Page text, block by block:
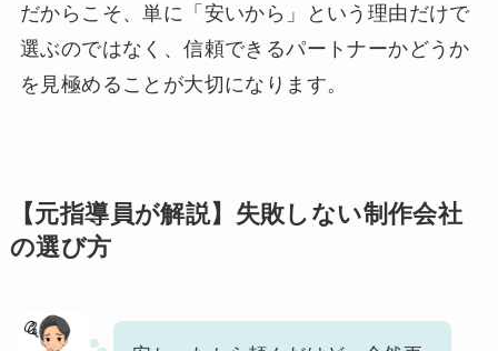
だからこそ、単に「安いから」という理由だけで
選ぶのではなく、信頼できるパートナーかどうか
を見極めることが大切になります。
【元指導員が解説】失敗しない制作会社
の選び方